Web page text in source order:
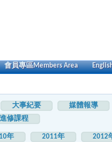
會員專區Members Area
大事紀要 媒體報導
進修課程
年 2011年 2012